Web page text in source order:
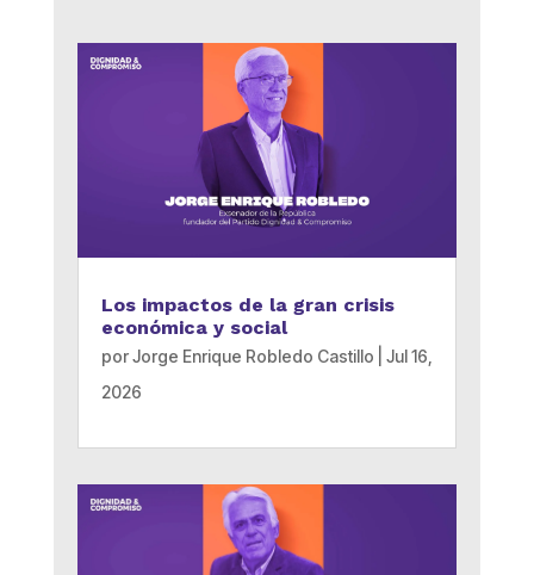
Los impactos de la gran crisis
económica y social
porJorge Enrique Robledo Castillo
Jul 16,
2026